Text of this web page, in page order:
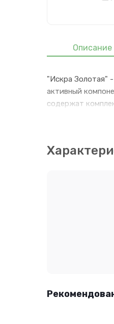
Описание
"Искра Золотая"
активный
содержат
и обеспечить